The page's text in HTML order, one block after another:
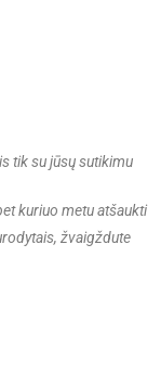
tik su jūsų sutikimu
kuriuo metu atšaukti
žvaigždute